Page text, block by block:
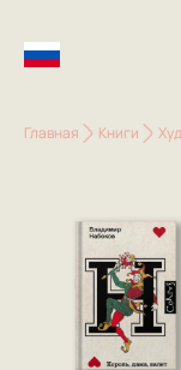
Главная Книги